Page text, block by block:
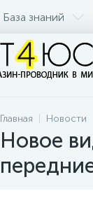
База знаний
Главная Новости
Новое